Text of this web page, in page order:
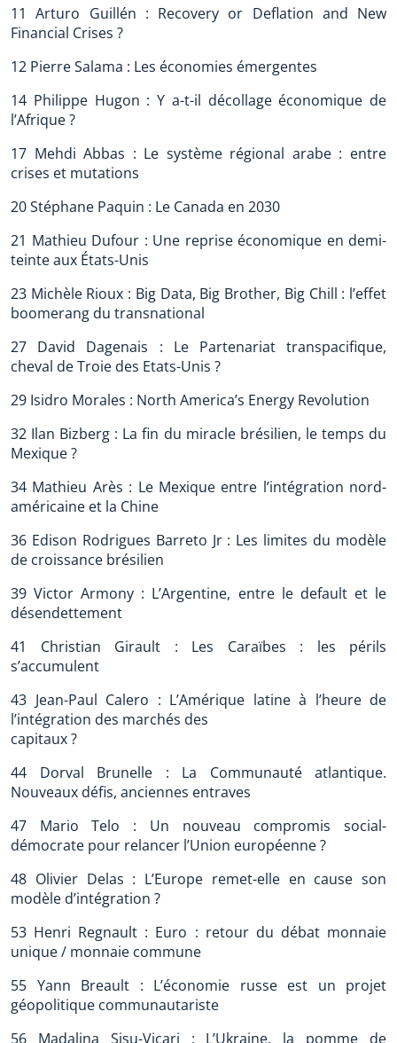
11 Arturo Guillén : Recovery or Deflation and New
Financial Crises ?
12 Pierre Salama : Les économies émergentes
14 Philippe Hugon : Y a-t-il décollage économique de
l’Afrique ?
17 Mehdi Abbas : Le système régional arabe : entre
crises et mutations
20 Stéphane Paquin : Le Canada en 2030
21 Mathieu Dufour : Une reprise économique en demi-
teinte aux États-Unis
23 Michèle Rioux : Big Data, Big Brother, Big Chill : l’effet
boomerang du transnational
27 David Dagenais : Le Partenariat transpacifique,
cheval de Troie des Etats-Unis ?
29 Isidro Morales : North America’s Energy Revolution
32 Ilan Bizberg : La fin du miracle brésilien, le temps du
Mexique ?
34 Mathieu Arès : Le Mexique entre l’intégration nord-
américaine et la Chine
36 Edison Rodrigues Barreto Jr : Les limites du modèle
de croissance brésilien
39 Victor Armony : L’Argentine, entre le default et le
désendettement
41 Christian Girault : Les Caraïbes : les périls
s’accumulent
43 Jean-Paul Calero : L’Amérique latine à l’heure de
l’intégration des marchés des
capitaux ?
44 Dorval Brunelle : La Communauté atlantique.
Nouveaux défis, anciennes entraves
47 Mario Telo : Un nouveau compromis social-
démocrate pour relancer l’Union européenne ?
48 Olivier Delas : L’Europe remet-elle en cause son
modèle d’intégration ?
53 Henri Regnault : Euro : retour du débat monnaie
unique / monnaie commune
55 Yann Breault : L’économie russe est un projet
géopolitique communautariste
56 Madalina Sisu-Vicari : L’Ukraine, la pomme de